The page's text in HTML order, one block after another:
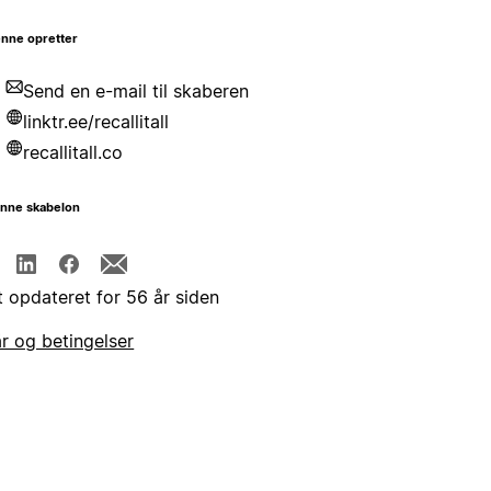
opretter
Send en e-mail til skaberen
linktr.ee/recallitall
recallitall.co
skabelon
opdateret for 56 år siden
og betingelser